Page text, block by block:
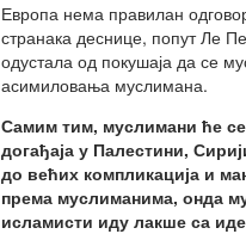
Европа нема правилан
странака деснице, попут Ле
одустала од покушаја да се
асимиловања муслимана.
Самим тим, муслимани ће
догађаја у Палестини,
до већих компликација и
према муслиманима, онда
исламисти иду лакше са